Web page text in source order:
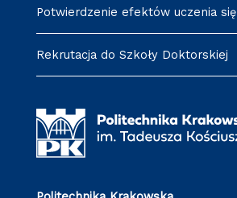
Potwierdzenie efektów uczenia się
Rekrutacja do Szkoły Doktorskiej